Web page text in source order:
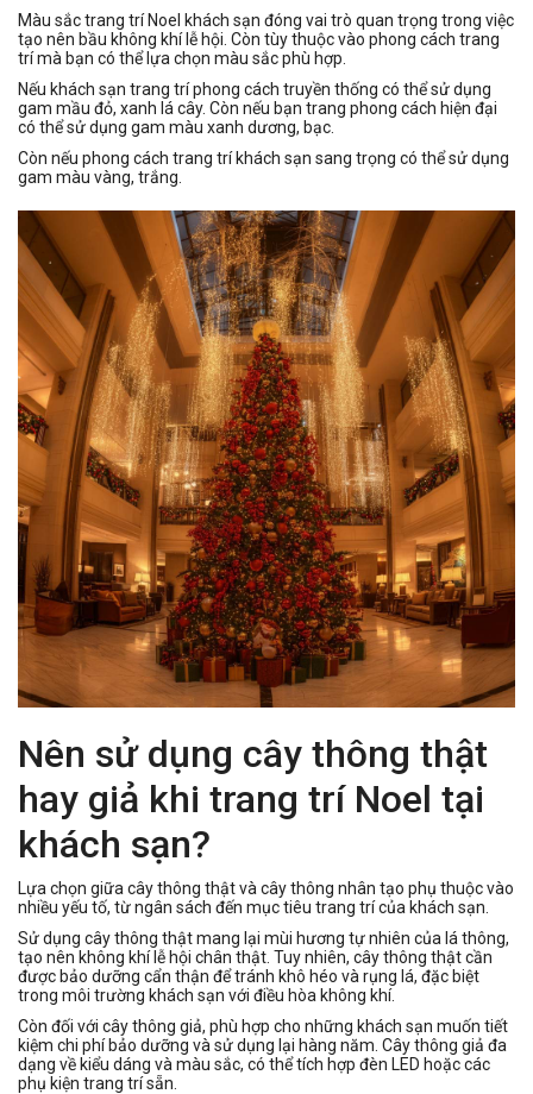
Màu sắc trang trí Noel khách sạn đóng vai trò quan trọng trong việc
tạo nên bầu không khí lễ hội. Còn tùy thuộc vào phong cách trang
trí mà bạn có thể lựa chọn màu sắc phù hợp.
Nếu khách sạn trang trí phong cách truyền thống có thể sử dụng
gam mầu đỏ, xanh lá cây. Còn nếu bạn trang phong cách hiện đại
có thể sử dụng gam màu xanh dương, bạc.
Còn nếu phong cách trang trí khách sạn sang trọng có thể sử dụng
gam màu vàng, trắng.
Nên sử dụng cây thông thật
hay giả khi trang trí Noel tại
khách sạn?
Lựa chọn giữa cây thông thật và cây thông nhân tạo phụ thuộc vào
nhiều yếu tố, từ ngân sách đến mục tiêu trang trí của khách sạn.
Sử dụng cây thông thật mang lại mùi hương tự nhiên của lá thông,
tạo nên không khí lễ hội chân thật. Tuy nhiên, cây thông thật cần
được bảo dưỡng cẩn thận để tránh khô héo và rụng lá, đặc biệt
trong môi trường khách sạn với điều hòa không khí.
Còn đối với cây thông giả, phù hợp cho những khách sạn muốn tiết
kiệm chi phí bảo dưỡng và sử dụng lại hàng năm. Cây thông giả đa
dạng về kiểu dáng và màu sắc, có thể tích hợp đèn LED hoặc các
phụ kiện trang trí sẵn.